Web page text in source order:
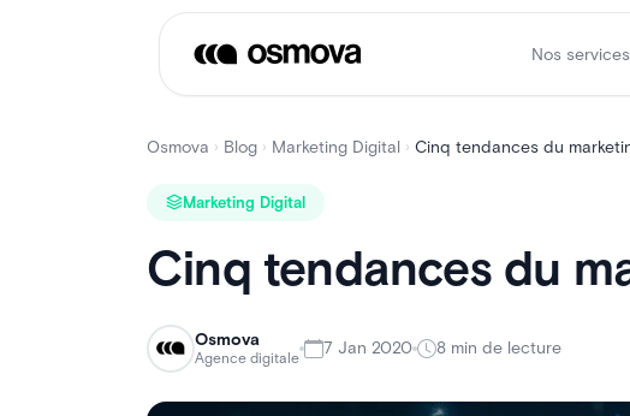
Nos services
Osmova › Blog › Marketing Digital › Cinq tendances du
Marketing Digital
Cinq tendances du
Osmova
Agence digitale
7 Jan 2020 8 min de lecture